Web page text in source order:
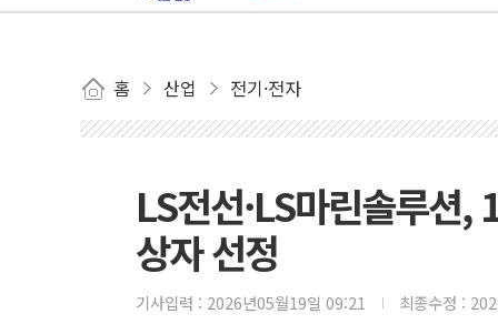
홈 산업 전기·전자
LS전선·LS마린솔루션,
상자 선정
기사입력 : 2026년05월19일 09:21 최종수정 :